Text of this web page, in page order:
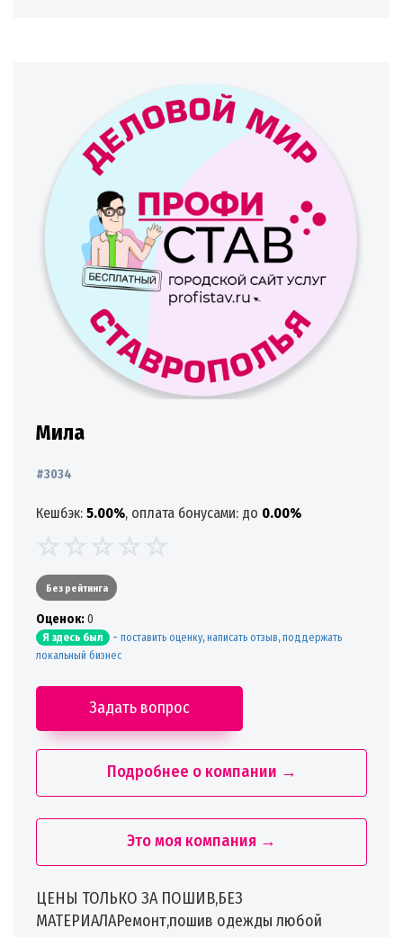
Мила
#3034
Кешбэк: 5.00%, оплата бонусами: до 0.00%
Без рейтинга
Oценок:0
Я здесь был - поставить оценку, написать отзыв, поддержать
локальный бизнес
Задать вопрос
Подробнее о компании →
Это моя компания →
ЦЕНЫ ТОЛЬКО ЗА ПОШИВ,БЕЗ
МАТЕРИАЛАРемонт,пошив одежды любой